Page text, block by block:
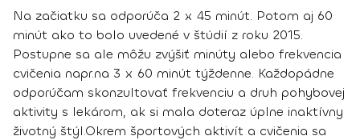
Na začiatku sa odporúča 2 x 45 minút. Potom aj 60
minút ako to bolo uvedené v štúdií z roku 2015.
Postupne sa ale môžu zvýšiť minúty alebo frekvencia
cvičenia napr.na 3 x 60 minút týždenne. Každopádne
odporúčam skonzultovať frekvenciu a druh pohybovej
aktivity s lekárom, ak si mala doteraz úplne inaktívny
životný štýl.Okrem športových aktivít a cvičenia sa